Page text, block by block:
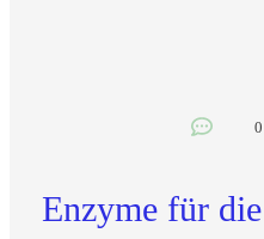
0
Enzyme für